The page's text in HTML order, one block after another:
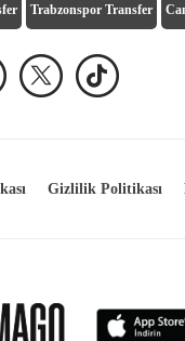
Trabzonspor Transfer
Gizlilik Politikası